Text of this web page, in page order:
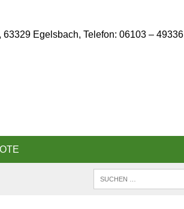
Egelsbach, Telefon: 06103 – 49336